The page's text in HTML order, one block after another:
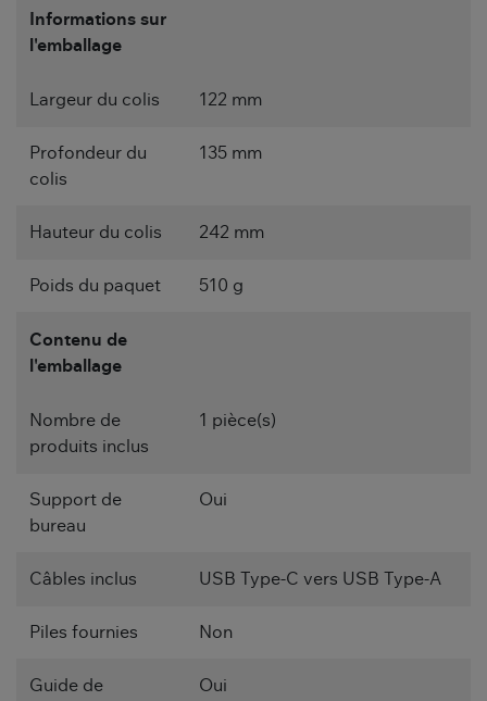
Informations sur
l'emballage
Largeur du colis 122 mm
Profondeur du
colis
135 mm
Hauteur du colis 242 mm
Poids du paquet 510 g
Contenu de
l'emballage
Nombre de
produits inclus
1 pièce(s)
Support de
bureau
Oui
Câbles inclus USB Type-C vers USB Type-A
Piles fournies Non
Guide de
Oui